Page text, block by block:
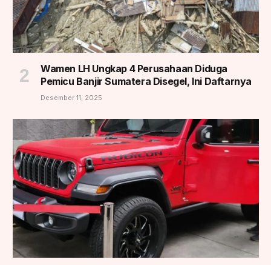
Wamen LH Ungkap 4 Perusahaan Diduga
Pemicu Banjir Sumatera Disegel, Ini Daftarnya
Desember 11, 2025